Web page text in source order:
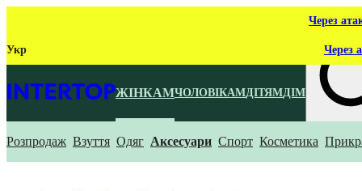
Через
Укр Через
ЖІНКАМЧОЛОВІКАМДІТЯМДІМ
Що ти
Розпродаж Взуття Одяг Аксесуари Спорт Косметика